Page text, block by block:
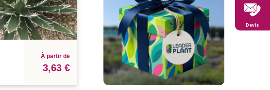
À partir de
3,63 €
Devis